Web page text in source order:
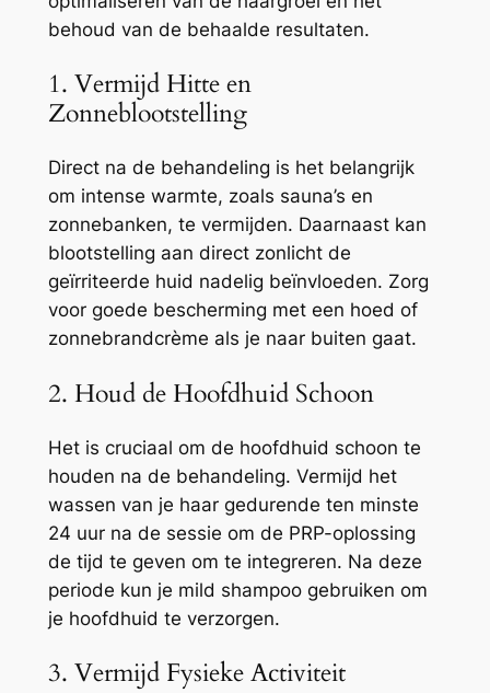
behoud van de behaalde resultaten.
1. Vermijd Hitte en
Zonneblootstelling
Direct na de behandeling is het belangrijk
om intense warmte, zoals sauna’s en
zonnebanken, te vermijden. Daarnaast kan
blootstelling aan direct zonlicht de
geïrriteerde huid nadelig beïnvloeden. Zorg
voor goede bescherming met een hoed of
zonnebrandcrème als je naar buiten gaat.
2. Houd de Hoofdhuid Schoon
Het is cruciaal om de hoofdhuid schoon te
houden na de behandeling. Vermijd het
wassen van je haar gedurende ten minste
24 uur na de sessie om de PRP-oplossing
de tijd te geven om te integreren. Na deze
periode kun je mild shampoo gebruiken om
je hoofdhuid te verzorgen.
3. Vermijd Fysieke Activiteit